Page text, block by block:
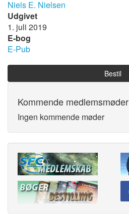
Niels E. Nielsen
Udgivet
1. juli 2019
E-bog
E-Pub
Bestil
Kommende medlemsmøder
Ingen kommende møder